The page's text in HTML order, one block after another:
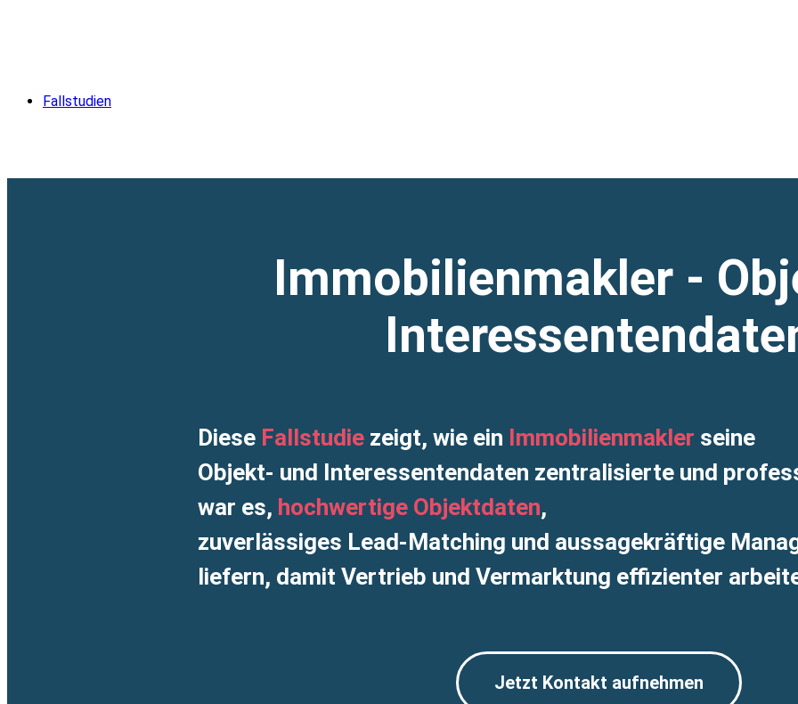
Fallstudien
Immobilienmakler -
Diese Fallstudie zeigt, wie ein Immobilienmakler seine
Objekt- und Interessentendaten zentralisierte und
war es, hochwertige Objektdaten,
zuverlässiges Lead-Matching und aussagekräftige
liefern, damit Vertrieb und Vermarktung effizienter
Jetzt Kontakt aufnehmen